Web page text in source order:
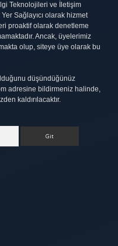
Teknolojileri ve İletişim
Sağlayıcı olarak hizmet
proaktif olarak denetleme
Ancak, üyelerimiz
olup, siteye üye olarak bu
düşündüğünüz
adresine bildirmeniz halinde,
kaldırılacaktır.